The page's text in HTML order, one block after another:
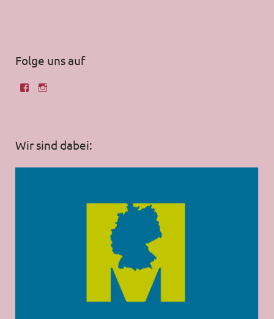
Folge uns auf
Wir sind dabei: